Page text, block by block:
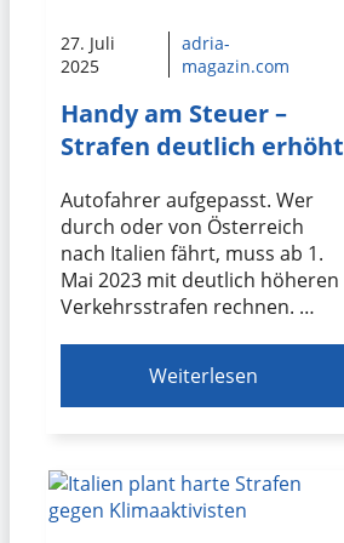
27. Juli
2025
adria-
magazin.com
Handy am Steuer –
Strafen deutlich erhöht
Autofahrer aufgepasst. Wer
durch oder von Österreich
nach Italien fährt, muss ab 1.
Mai 2023 mit deutlich höheren
Verkehrsstrafen rechnen. …
Weiterlesen